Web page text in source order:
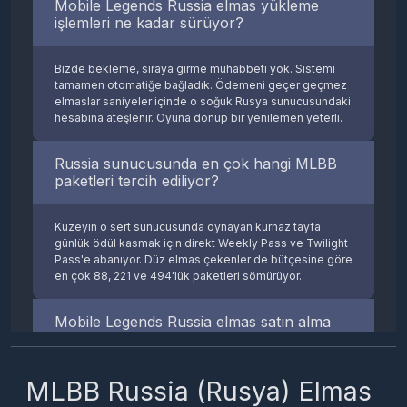
Süreç tamamen otomatik ve inanılmaz basit; senden kesinlikle
ekranında o uzun Oyuncu ID numaran ile yanındaki kısa
Server (Zone) kodunu yaz. İşlemi onayladığın an otomatik
sistemimiz devreye girer ve elmasları saniyeler içinde
doğrudan o uzaklardaki Rusya hesabına ateşler!
MLBB Elmas Satın Al
Mobile Legends Russia elmas yükleme
işlemleri ne kadar sürüyor?
Bizde bekleme, sıraya girme muhabbeti yok. Sistemi
tamamen otomatiğe bağladık. Ödemeni geçer geçmez
elmaslar saniyeler içinde o soğuk Rusya sunucusundaki
hesabına ateşlenir. Oyuna dönüp bir yenilemen yeterli.
Russia sunucusunda en çok hangi MLBB
paketleri tercih ediliyor?
Kuzeyin o sert sunucusunda oynayan kurnaz tayfa
günlük ödül kasmak için direkt Weekly Pass ve Twilight
Pass'e abanıyor. Düz elmas çekenler de bütçesine göre
en çok 88, 221 ve 494'lük paketleri sömürüyor.
Mobile Legends Russia elmas satın alma
Hem de sonuna kadar güvenli. Ödemelerini PayTR'nin
3D Secure güvencesiyle alıyoruz. Kart bilgilerin
MLBB Russia (Rusya) Elmas